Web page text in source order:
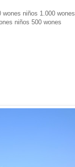
niños 1.000 wones
niños 500 wones